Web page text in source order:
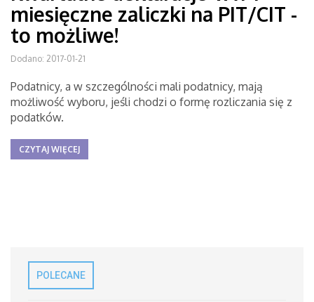
miesięczne zaliczki na PIT/CIT -
to możliwe!
Dodano: 2017-01-21
Podatnicy, a w szczególności mali podatnicy, mają
możliwość wyboru, jeśli chodzi o formę rozliczania się z
podatków.
CZYTAJ WIĘCEJ
POLECANE